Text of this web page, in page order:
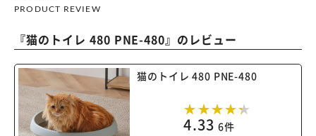
PRODUCT REVIEW
『猫のトイレ 480 PNE-480』のレビュー
猫のトイレ 480 PNE-480
4.33 6件